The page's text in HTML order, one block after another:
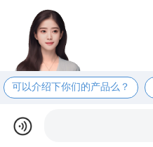
可以介绍下你们的产品么？